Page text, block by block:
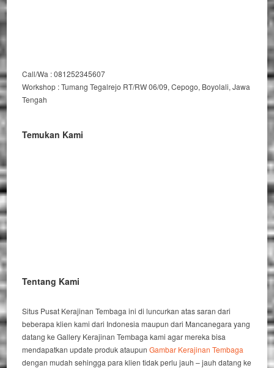
Call/Wa : 081252345607
Workshop : Tumang Tegalrejo RT/RW 06/09, Cepogo, Boyolali, Jawa
Tengah
Temukan Kami
Tentang Kami
Situs Pusat Kerajinan Tembaga ini di luncurkan atas saran dari
beberapa klien kami dari Indonesia maupun dari Mancanegara yang
datang ke Gallery Kerajinan Tembaga kami agar mereka bisa
mendapatkan update produk ataupunGambar Kerajinan Tembaga
dengan mudah sehingga para klien tidak perlu jauh – jauh datang ke